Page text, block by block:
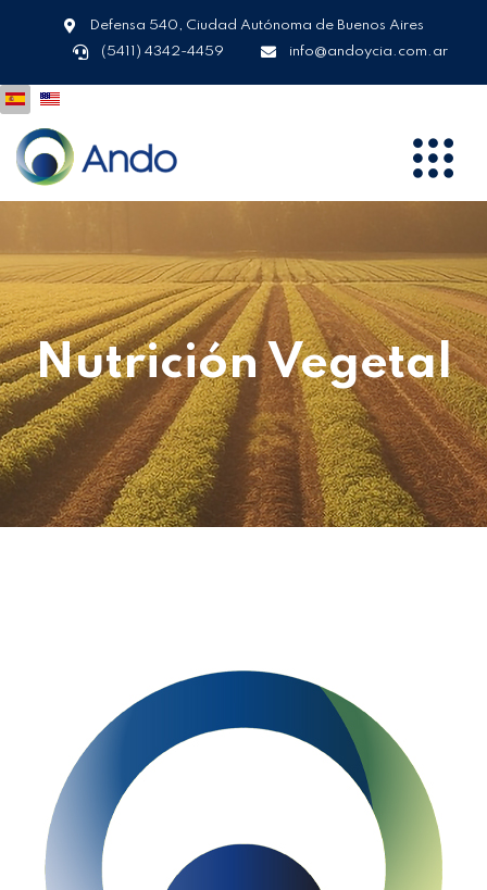
Defensa 540, Ciudad Autónoma de Buenos Aires
(5411) 4342-4459
info@andoycia.com.ar
Nutrición Vegetal